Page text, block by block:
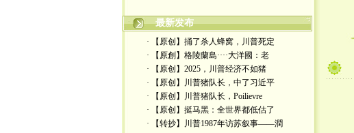
最新发布
· 【原创】捅了杀人蜂窝，川普死定
· 【原創】格陵蘭島····大洋國：老
· 【原创】2025，川普经济不如猪
· 【原创】川普猪队长，中了习近平
· 【原创】川普猪队长，Poilievre
· 【原创】挺马黑：全世界都低估了
· 【转抄】川普1987年访苏叙事——潤